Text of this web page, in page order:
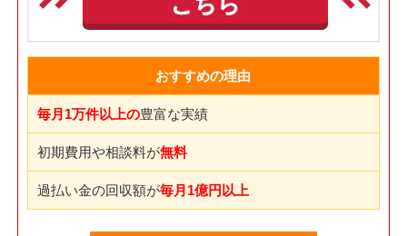
おすすめの理由
毎月1万件以上の豊富な実績
初期費用や相談料が無料
過払い金の回収額が毎月1億円以上